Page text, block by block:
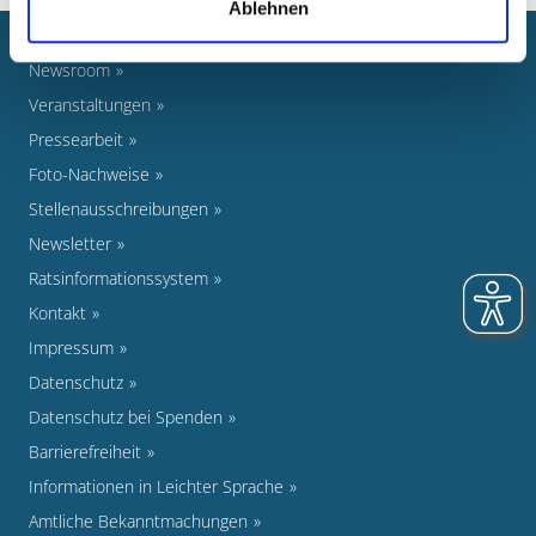
Ablehnen
Newsroom
Veranstaltungen
Pressearbeit
Foto-Nachweise
Stellenausschreibungen
Newsletter
Ratsinformationssystem
Kontakt
Impressum
Datenschutz
Datenschutz bei Spenden
Barrierefreiheit
Informationen in Leichter Sprache
Amtliche Bekanntmachungen